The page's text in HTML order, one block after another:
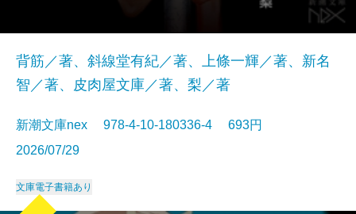
背筋／著、斜線堂有紀／著、上條一輝／著、新名
智／著、皮肉屋文庫／著、梨／著
新潮文庫nex 978-4-10-180336-4 693円
2026/07/29
文庫電子書籍あり